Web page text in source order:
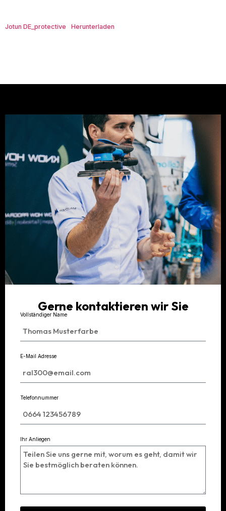
Jotun DE_protective Herunterladen
Gerne kontaktieren wir Sie
Vollständiger Name
E-Mail Adresse
Telefonnummer
Ihr Anliegen